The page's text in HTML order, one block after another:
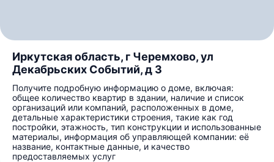
Иркутская область, г Черемхово, ул
Декабрьских Событий, д 3
Получите подробную информацию о доме, включая:
общее количество квартир в здании, наличие и список
организаций или компаний, расположенных в доме,
детальные характеристики строения, такие как год
постройки, этажность, тип конструкции и использованные
материалы, информация об управляющей компании: её
название, контактные данные, и качество
предоставляемых услуг